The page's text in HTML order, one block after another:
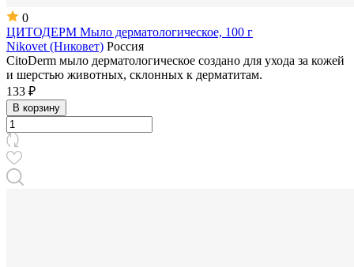
0
ЦИТОДЕРМ Мыло дерматологическое, 100 г
Nikovet (Никовет) Россия
CitoDerm мыло дерматологическое создано для ухода за кожей
и шерстью животных, склонных к дерматитам.
133 ₽
В корзину